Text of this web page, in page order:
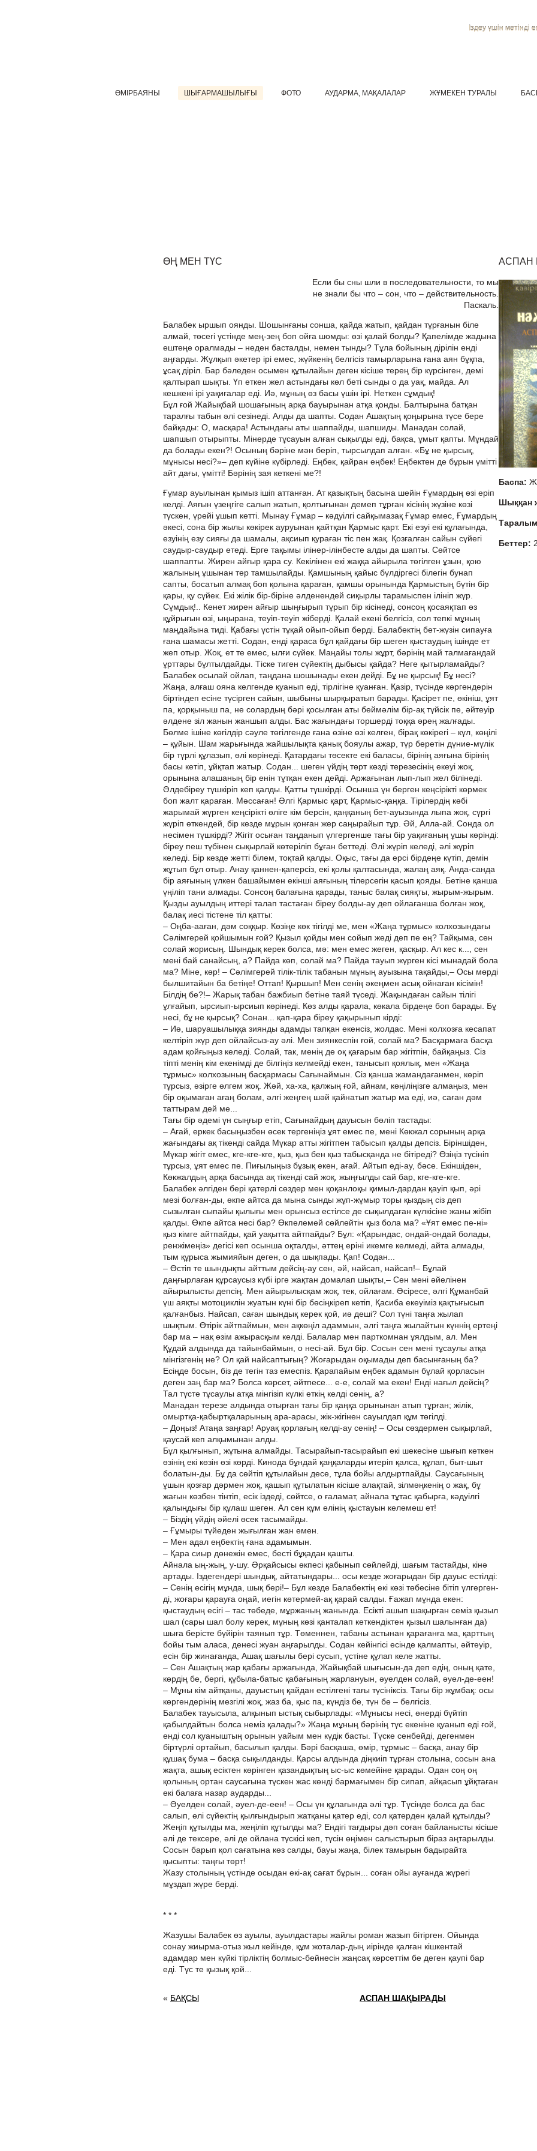
Іздеу үшін мәтінді
ӨМІРБАЯНЫ ШЫҒАРМАШЫЛЫҒЫ ФОТО АУДАРМА, МАҚАЛАЛАР ЖҰМЕКЕН ТУРАЛЫ
ӨҢ МЕН ТҮС
Если бы сны шли в последовательности, то мы
не знали бы что – сон, что – действительность.
Паскаль.
Балабек ыршып оянды. Шошынғаны сонша, қайда жатып, қайдан тұрғанын біле
алмай, төсегі үстінде мең-зең боп ойға шомды: өзі қалай болды? Қапелімде жадына
ештеңе оралмады – неден басталды, немен тынды? Тұла бойының дірілін енді
аңғарды. Жұлқып әкетер ірі емес, жүйкенің белгісіз тамырларына ғана аян бұқпа,
ұсақ діріл. Бар бәледен осымен құтылайын деген кісіше терең бір күрсінген, демі
қалтырап шықты. Үп еткен жел астындағы көл беті сынды о да уақ, майда. Ал
кешкені ірі уақиғалар еді. Иә, мұның өз басы үшін ірі. Неткен сұмдық!
Бұл ғой Жайықбай шошағының арқа бауырынан атқа қонды. Балтырына батқан
таралғы табын әлі сезінеді. Алды да шапты. Содан Ашақтың қоңырына түсе бере
байқады: О, масқара! Астындағы аты шаппайды, шапшиды. Манадан солай,
шапшып отырыпты. Мінерде тұсауын алған сықылды еді, бақса, ұмыт қапты. Мұндай
да болады екен?! Осының бәріне мән беріп, тырсылдап алған. «Бұ не қырсық,
мұнысы несі?»– деп күйіне күбірледі. Еңбек, қайран еңбек! Еңбектен де бұрын үмітті
айт дағы, үмітті! Бәрінің зая кеткені ме?!
Ғұмар ауылынан қымыз ішіп аттанған. Ат қазықтың басына шейін Ғұмардың өзі еріп
келді. Аяғын үзеңгіге салып жатып, қолтығынан демеп тұрған кісінің жүзіне көзі
түскен, үрейі ұшып кетті. Мынау Ғұмар – кәдуілгі сайқымазақ Ғұмар емес, Ғұмардың
әкесі, сона бір жылы көкірек ауруынан қайтқан Қармыс қарт. Екі езуі екі құлағында,
езуінің езу сияғы да шамалы, ақсиып қураған тіс пен жақ. Қозғалған сайын сүйегі
саудыр-саудыр етеді. Ерге тақымы ілінер-ілінбесте алды да шапты. Сөйтсе
шаппапты. Жирен айғыр қара су. Кекілінен екі жаққа айырыла төгілген ұзын, қою
жалының ұшынан тер тамшылайды. Қамшының қайыс бүлдіргесі білегін бунап
сапты, босатып алмақ боп қолына қараған, қамшы орынында Қармыстың бүтін бір
қары, қу сүйек. Екі жілік бір-біріне әлденендей сиқырлы тарамыспен ілініп жүр.
Сұмдық!.. Кенет жирен айғыр шыңғырып тұрып бір кісінеді, сонсоң қосаяқтап өз
құйрығын өзі, ыңырана, теуіп-теуіп жіберді. Қалай екені белгісіз, сол тепкі мұның
маңдайына тиді. Қабағы үстін тұқай ойып-ойып берді. Балабектің бет-жүзін сипауға
ғана шамасы жетті. Содан, енді қараса бұл қайдағы бір шеген қыстаудың ішінде ет
жеп отыр. Жоқ, ет те емес, ылғи сүйек. Маңайы толы жұрт, бәрінің май талмағандай
ұрттары бұлтылдайды. Тіске тиген сүйектің дыбысы қайда? Неге қытырламайды?
Балабек осылай ойлап, таңдана шошынады екен дейді. Бұ не қырсық! Бұ несі?
Жаңа, алғаш ояна келгенде қуанып еді, тірлігіне қуанған. Қазір, түсінде көргендерін
біртіндеп есіне түсірген сайын, шыбыны шырқыратып барады. Қасірет пе, өкініш, ұят
па, қорқыныш па, не солардың бәрі қосылған аты беймәлім бір-ақ түйсік пе, әйтеуір
әлдене зіл жанын жаншып алды. Бас жағындағы торшерді тоққа әрең жалғады.
Бөлме ішіне көгілдір сәуле төгілгенде ғана өзіне өзі келген, бірақ көкірегі – күл, көңілі
– құйын. Шам жарығында жайшылықта қанық бояулы ажар, түр беретін дүние-мүлік
бір түрлі құлазып, өлі көрінеді. Қатардағы төсекте екі баласы, бірінің аяғына бірінің
басы кетіп, ұйқтап жатыр. Содан... шеген үйдің төрт көзді терезесінің екеуі жоқ,
орынына алашаның бір енін тұтқан екен дейді. Аржағынан лып-лып жел білінеді.
Әлдебіреу түшкіріп кеп қалды. Қатты түшкірді. Осынша үн берген кеңсірікті көрмек
боп жалт қараған. Мәссаған! Әлгі Қармыс қарт, Қармыс-қаңқа. Тірілердің көбі
жарымай жүрген кеңсірікті өліге кім берсін, қаңқаның бет-ауызында лыпа жоқ, сүргі
жүріп өткендей, бір кезде мұрын қонған жер саңырайып тұр. Әй, Алла-ай. Сонда ол
несімен түшкірді? Жігіт осыған таңданып үлгергенше тағы бір уақиғаның ұшы көрінді:
біреу пеш түбінен сықырлай көтеріліп бұған беттеді. Әлі жүріп келеді, әлі жүріп
келеді. Бір кезде жетті білем, тоқтай қалды. Оқыс, тағы да ерсі бірдеңе күтіп, демін
жұтып бұл отыр. Анау қаннен-қаперсіз, екі қолы қалтасында, жалаң аяқ. Анда-санда
бір аяғының үлкен башайымен екінші аяғының тілерсегін қасып қояды. Бетіне қанша
үңіліп тани алмады. Сонсоң балағына қарады, таныс балақ сияқты, жырым-жырым.
Қызды ауылдың иттері талап тастаған біреу болды-ау деп ойлағанша болған жоқ,
балақ иесі тістене тіл қатты:
– Оңба-ааған, дәм соққыр. Көзіңе көк тігілді ме, мен «Жаңа тұрмыс» колхозындағы
Сәлімгерей қойшымын ғой? Қызыл қойды мен сойып жеді деп пе ең? Тайқыма, сен
солай жорисың. Шындық керек болса, мә: мен емес жеген, қасқыр. Ал кес к..., сен
мені бай санайсың, а? Пайда көп, солай ма? Пайда тауып жүрген кісі мынадай бола
ма? Міне, көр! – Сәлімгерей тілік-тілік табанын мұның ауызына тақайды,– Осы мөрді
былшитайын ба бетіңе! Оттап! Қыршып! Мен сенің әкеңмен асық ойнаған кісімін!
Білдің бе?!– Жарық табан бажбиып бетіне таяй түседі. Жақындаған сайын тілігі
ұлғайып, ырсиып-ырсиып көрінеді. Көз алды қарала, көкала бірдеңе боп барады. Бұ
несі, бұ не қырсық? Сонан... қап-қара біреу қақырынып кірді:
– Иә, шаруашылыққа зиянды адамды тапқан екенсіз, жолдас. Мені колхозға кесапат
келтіріп жүр деп ойлайсыз-ау әлі. Мен зиянкеспін ғой, солай ма? Басқармаға басқа
адам қойғыңыз келеді. Солай, так, менің де оқ қағарым бар жігітпін, байқаңыз. Сіз
тіпті менің кім екенімді де білгіңіз келмейді екен, танысып қоялық, мен «Жаңа
тұрмыс» колхозының басқармасы Сағынаймын. Сіз қанша жамандағанмен, көріп
тұрсыз, әзірге өлгем жоқ. Жәй, ха-ха, қалжың ғой, айнам, көңіліңізге алмаңыз, мен
бір оқымаған ағаң болам, әлгі жеңгең шәй қайнатып жатыр ма еді, иә, саған дәм
таттырам дей ме...
Тағы бір әдемі үн сыңғыр етіп, Сағынайдың дауысын бөліп тастады:
– Ағай, еркек басыңызбен өсек тергеніңіз ұят емес пе, мені Көкжал сорының арқа
жағындағы ақ тікенді сайда Мүкар атты жігітпен табысып қалды депсіз. Біріншіден,
Мүкар жігіт емес, кге-кге-кге, қыз, қыз бен қыз табысқанда не бітіреді? Өзіңіз түсініп
тұрсыз, ұят емес пе. Пиғылыңыз бұзық екен, ағай. Айтып еді-ау, бәсе. Екіншіден,
Көкжалдың арқа басында ақ тікенді сай жоқ, жыңғылды сай бар, кге-кге-кге.
Балабек әлгіден бері қатерлі сөздер мен қоқанлоқы қимыл-дардан қауіп қып, әрі
мезі болған-ды, өкпе айтса да мына сынды жұп-жұмыр торы қыздың сіз деп
сызылған сыпайы қылығы мен орынсыз естілсе де сықылдаған күлкісіне жаны жібіп
қалды. Өкпе айтса несі бар? Өкпелемей сөйлейтін қыз бола ма? «Ұят емес пе-ні»
қыз кімге айтпайды, қай уақытта айтпайды? Бұл: «Қарындас, ондай-ондай болады,
ренжімеңіз» дегісі кеп осынша оқталды, әттең еріні икемге келмеді, айта алмады,
тым құрыса жымияйын деген, о да шықпады. Қап! Содан...
– Өстіп те шындықты айттым дейсің-ау сен, әй, найсап, найсап!– Бұлай
даңғырлаған құрсаусыз күбі ірге жақтан домалап шықты,– Сен мені әйелінен
айырылысты депсің. Мен айырылысқам жоқ, тек, ойлағам. Әсіресе, әлгі Құманбай
үш аяқты мотоциклін жуатын күні бір бөсіңкіреп кетіп, Қасиба екеуіміз қақтығысып
қалғанбыз. Найсап, саған шындық керек қой, иә деші? Сол түні таңға жылап
шықтым. Өтірік айтпаймын, мен ақкөңіл адаммын, әлгі таңға жылайтын күннің ертеңі
бар ма – нақ өзім ажырасқым келді. Балалар мен парткомнан ұялдым, ал. Мен
Құдай алдында да тайынбаймын, о несі-ай. Бұл бір. Сосын сен мені тұсаулы атқа
мінгізгенің не? Ол қай найсаптығың? Жоғарыдан оқымады деп басынғаның ба?
Есіңде босын, біз де тегін таз емеспіз. Қарапайым еңбек адамын бұлай қорласын
деген заң бар ма? Болса көрсет, әйтпесе... е-е, солай ма екен! Енді нағыл дейсің?
Тал түсте тұсаулы атқа мінгізіп күлкі еткің келді сенің, а?
Манадан терезе алдында отырған тағы бір қаңқа орынынан атып тұрған; жілік,
омыртқа-қабыртқаларының ара-арасы, жік-жігінен сауылдап құм төгілді.
– Доңыз! Атаңа заңғар! Аруақ қорлағың келді-ау сенің! – Осы сөздермен сықырлай,
қаусай кеп алқымынан алды.
Бұл қылғынып, жұтына алмайды. Тасырайып-тасырайып екі шекесіне шығып кеткен
өзінің екі көзін өзі көрді. Кинода бұндай қаңқаларды итеріп қалса, құлап, быт-шыт
болатын-ды. Бұ да сөйтіп құтылайын десе, тұла бойы алдыртпайды. Саусағының
ұшын қозғар дәрмен жоқ, қашып құтылатын кісіше алақтай, зілмәңкенің о жақ, бұ
жағын көзбен тінтіп, есік іздеді, сөйтсе, о ғаламат, айнала тұтас қабырға, кәдуілгі
қалыңдығы бір құлаш шеген. Ал сен құм елінің қыстауын келемеш ет!
– Біздің үйдің әйелі өсек тасымайды.
– Ғұмыры түйеден жығылған жан емен.
– Мен адал еңбектің ғана адамымын.
– Қара сиыр дөнежін емес, бесті бұқадан қашты.
Айнала ың-жың, у-шу. Әрқайсысы өкпесі қабынып сөйлейді, шағым тастайды, кінә
артады. Іздегендері шындық, айтатындары... осы кезде жоғарыдан бір дауыс естілді:
– Сенің есігің мұнда, шық бері!– Бұл кезде Балабектің екі көзі төбесіне бітіп үлгерген-
ді, жоғары қарауға оңай, иегін көтермей-ақ қарай салды. Ғажап мұнда екен:
қыстаудың есігі – тас төбеде, мұржаның жанында. Есікті ашып шақырған семіз қызыл
шал (сары шал болу керек, мұның көзі қанталап кеткендіктен қызыл шалынған да)
шыға берісте бүйірін таянып тұр. Төменнен, табаны астынан қарағанға ма, қарттың
бойы тым аласа, денесі жуан аңғарылды. Содан кейінгісі есінде қалмапты, әйтеуір,
есін бір жинағанда, Ашақ шағылы бері сусып, үстіне құлап келе жатты.
– Сен Ашақтың жар қабағы аржағында, Жайықбай шығысын-да деп едің, оның қате,
көрдің бе, бергі, құбыла-батыс қабағының жарлануын, әуелден солай, әуел-де-еен!
– Мұны кім айтқаны, дауыстың қайдан естілгені тағы түсініксіз. Тағы бір жұмбақ: осы
көргендерінің мезгілі жоқ, жаз ба, қыс па, күндіз бе, түн бе – белгісіз.
Балабек тауысыла, алқынып ыстық сыбырлады: «Мұнысы несі, өнерді бүйтіп
қабылдайтын болса неміз қалады?» Жаңа мұның бәрінің түс екеніне қуанып еді ғой,
енді сол қуаныштың орынын уайым мен күдік басты. Түске сенбейді, дегенмен
біртүрлі ортайып, басылып қалды. Бәрі басқаша, өмір, тұрмыс – басқа, анау бір
құшақ бума – басқа сықылданды. Қарсы алдында діңкиіп тұрған столына, сосын ана
жақта, ашық есіктен көрінген қазандықтың ыс-ыс көмейіне қарады. Одан соң оң
қолының ортан саусағына түскен жас көнді бармағымен бір сипап, айқасып ұйқтаған
екі балаға назар аударды...
– Әуелден солай, әуел-де-еен! – Осы үн құлағында әлі тұр. Түсінде болса да бас
салып, өлі сүйектің қылғындырып жатқаны қатер еді, сол қатерден қалай құтылды?
Жеңіп құтылды ма, жеңіліп құтылды ма? Ендігі тағдыры дәп соған байланысты кісіше
әлі де тексере, әлі де ойлана түскісі кеп, түсін өңімен салыстырып біраз аңтарылды.
Сосын барып қол сағатына көз салды, бауы жаңа, білек тамырын бадырайта
қысыпты: таңғы төрт!
Жазу столының үстінде осыдан екі-ақ сағат бұрын... соған ойы ауғанда жүрегі
мұздап жүре берді.
* * *
Жазушы Балабек өз ауылы, ауылдастары жайлы роман жазып бітірген. Ойында
сонау жиырма-отыз жыл кейінде, құм жоталар-дың иірінде қалған кішкентай
адамдар мен күйкі тірліктің болмыс-бейнесін жаңсақ көрсеттім бе деген қаупі бар
еді. Түс те қызық қой...
АСПАН
Баспа:
Беттер:
« БАҚСЫ АСПАН ШАҚЫРАДЫ